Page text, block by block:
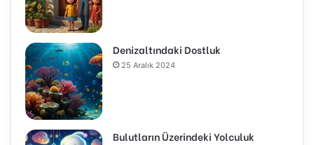
Denizaltındaki Dostluk
25 Aralık 2024
Bulutların Üzerindeki Yolculuk